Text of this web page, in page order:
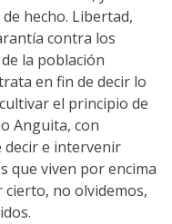
hecho. Libertad,
contra los
la población
en fin de decir lo
el principio de
Anguita, con
decir e intervenir
que viven por encima
no olvidemos,